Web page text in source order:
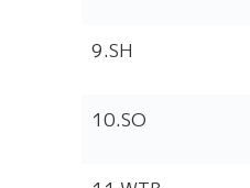
9.SH
10.SO